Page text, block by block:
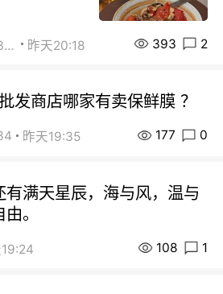
街友472838572 昨天20:18 393 2
商店哪家有卖保鲜膜 ？
昨天19:35 177 0
满天星辰，海与风，温与
。
108 1